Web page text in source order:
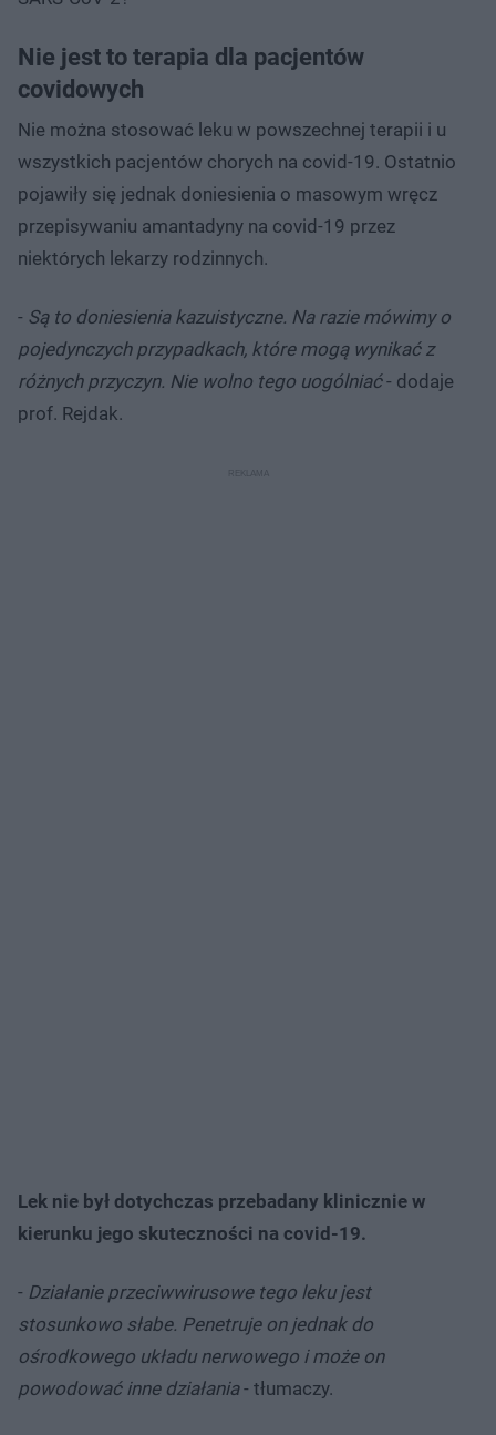
Nie jest to terapia dla pacjentów
covidowych
Nie można stosować leku w powszechnej terapii i u
wszystkich pacjentów chorych na covid-19. Ostatnio
pojawiły się jednak doniesienia o masowym wręcz
przepisywaniu amantadyny na covid-19 przez
niektórych lekarzy rodzinnych.
- Są to doniesienia kazuistyczne. Na razie mówimy o
pojedynczych przypadkach, które mogą wynikać z
różnych przyczyn. Nie wolno tego uogólniać- dodaje
prof. Rejdak.
Lek nie był dotychczas przebadany klinicznie w
kierunku jego skuteczności na covid-19.
- Działanie przeciwwirusowe tego leku jest
stosunkowo słabe. Penetruje on jednak do
ośrodkowego układu nerwowego i może on
powodować inne działania- tłumaczy.